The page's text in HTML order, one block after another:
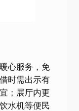
心服务，免
时需出示有
；展厅内更
水机等便民